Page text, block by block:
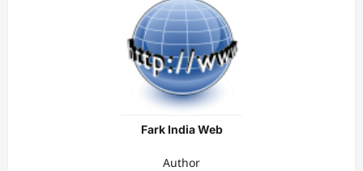
Fark India Web
Author